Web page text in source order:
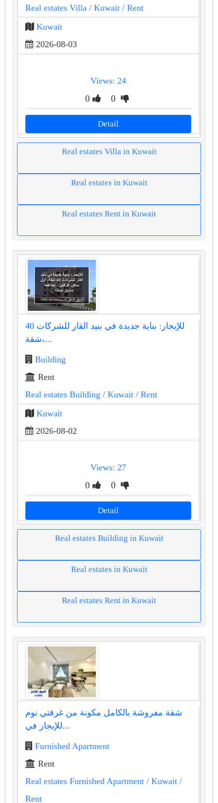
Real estates Villa / Kuwait / Rent
Kuwait
2026-08-03
Views: 24
0 0
Detail
Real estates Villa in Kuwait
Real estates in Kuwait
Real estates Rent in Kuwait
للإيجار: بناية جديدة في بنيد القار للشركات 40
شقة،...
Building
Rent
Real estates Building / Kuwait / Rent
Kuwait
2026-08-02
Views: 27
0 0
Detail
Real estates Building in Kuwait
Real estates in Kuwait
Real estates Rent in Kuwait
شقة مفروشة بالكامل مكونة من غرفتي نوم
للإيجار في...
Furnished Apartment
Rent
Real estates Furnished Apartment / Kuwait /
Rent